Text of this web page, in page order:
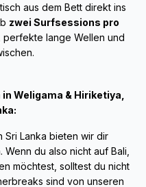
aus dem Bett direkt ins
zwei Surfsessions pro
, perfekte lange Wellen und
Weligama & Hiriketiya,
Sri Lanka bieten wir dir
du also nicht auf Bali,
möchtest, solltest du nicht
sind von unseren